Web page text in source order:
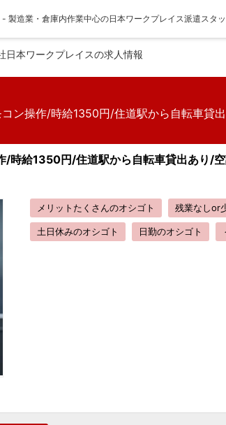
製造業・倉庫内作業中心の日本ワークプレイス派遣スタ
日本ワークプレイスの求人情報
コン操作/時給1350円/住道駅から自転車貸
/時給1350円/住道駅から自転車貸出あり/
メリットたくさんのオシゴト 残業なしor
土日休みのオシゴト 日勤のオシゴト